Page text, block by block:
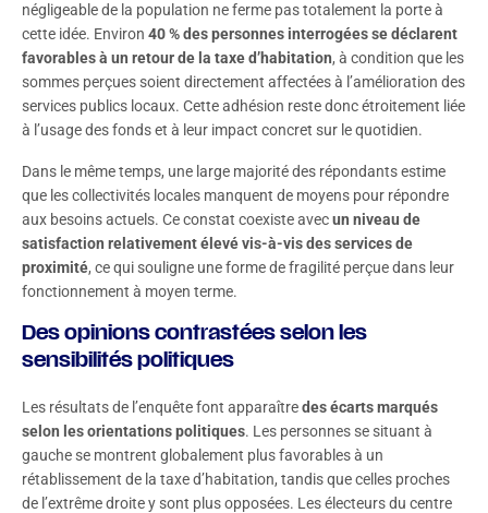
négligeable de la population ne ferme pas totalement la porte à
cette idée. Environ 40 % des personnes interrogées se déclarent
favorables à un retour de la taxe d’habitation, à condition que les
sommes perçues soient directement affectées à l’amélioration des
services publics locaux. Cette adhésion reste donc étroitement liée
à l’usage des fonds et à leur impact concret sur le quotidien.
Dans le même temps, une large majorité des répondants estime
que les collectivités locales manquent de moyens pour répondre
aux besoins actuels. Ce constat coexiste avecun niveau de
satisfaction relativement élevé vis-à-vis des services de
proximité, ce qui souligne une forme de fragilité perçue dans leur
fonctionnement à moyen terme.
Des opinions contrastées selon les
sensibilités politiques
Les résultats de l’enquête font apparaîtredes écarts marqués
selon les orientations politiques. Les personnes se situant à
gauche se montrent globalement plus favorables à un
rétablissement de la taxe d’habitation, tandis que celles proches
de l’extrême droite y sont plus opposées. Les électeurs du centre